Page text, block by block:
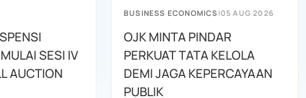
SESI IV
AUCTION
BUSINESS ECONOMICS|05 AUG 2026
OJK MINTA PINDAR
PERKUAT TATA KELOLA
DEMI JAGA KEPERCAYAAN
PUBLIK